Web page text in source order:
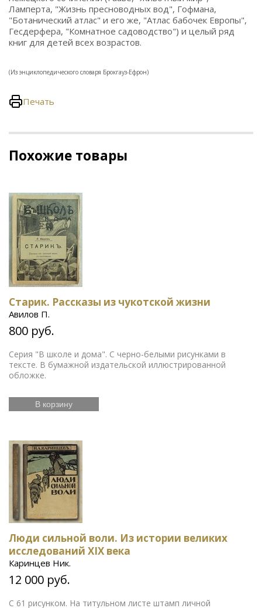
Ламперта, "Жизнь пресноводных вод", Гофмана,
"Ботанический атлас" и его же, "Атлас бабочек Европы",
Гесдерфера, "Комнатное садоводство") и целый ряд
книг для детей всех возрастов.
(Из энциклопедического словаря Брокгауз-Ефрон)
Печать
Похожие товары
Старик. Рассказы из чукотской жизни
Авилов П.
800 руб.
Серия "В школе и дома". С черно-белыми рисунками в
тексте. В бумажной издательской иллюстрированной
обложке.
В корзину
Люди сильной воли. Из истории великих
исследований XIX века
Каринцев Ник.
12 000 руб.
С 61 рисунком. На титульном листе штамп личной